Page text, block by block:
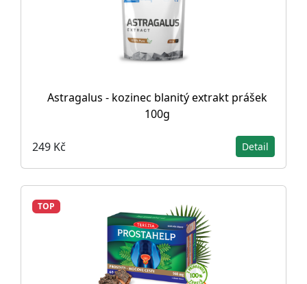
Astragalus - kozinec blanitý extrakt prášek
100g
249 Kč Detail
TOP